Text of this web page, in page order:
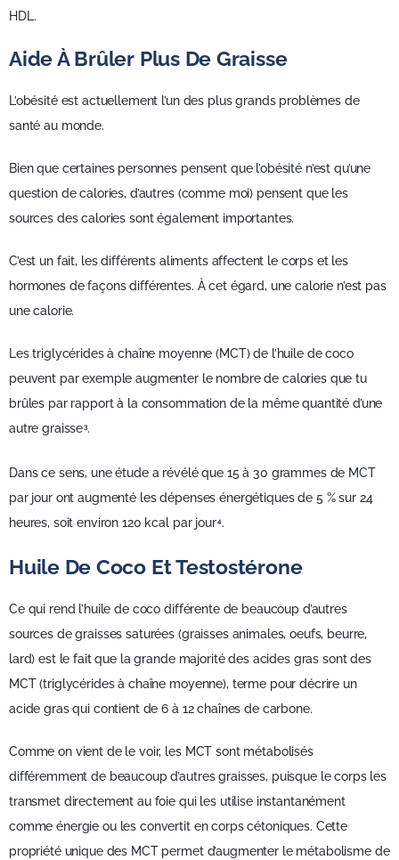
HDL.
Aide À Brûler Plus De Graisse
L’obésité est actuellement l’un des plus grands problèmes de
santé au monde.
Bien que certaines personnes pensent que l’obésité n’est qu’une
question de calories, d’autres (comme moi) pensent que les
sources des calories sont également importantes.
C’est un fait, les différents aliments affectent le corps et les
hormones de façons différentes. À cet égard, une calorie n’est pas
une calorie.
Les triglycérides à chaîne moyenne (MCT) de l’huile de coco
peuvent par exemple augmenter le nombre de calories que tu
brûles par rapport à la consommation de la même quantité d’une
autre graisse3.
Dans ce sens, une étude a révélé que 15 à 30 grammes de MCT
par jour ont augmenté les dépenses énergétiques de 5 % sur 24
heures, soit environ 120 kcal par jour4.
Huile De Coco Et Testostérone
Ce qui rend l’huile de coco différente de beaucoup d’autres
sources de graisses saturées (graisses animales, oeufs, beurre,
lard) est le fait que la grande majorité des acides gras sont des
MCT (triglycérides à chaîne moyenne), terme pour décrire un
acide gras qui contient de 6 à 12 chaînes de carbone.
Comme on vient de le voir, les MCT sont métabolisés
différemment de beaucoup d’autres graisses, puisque le corps les
transmet directement au foie qui les utilise instantanément
comme énergie ou les convertit en corps cétoniques. Cette
propriété unique des MCT permet d’augmenter le métabolisme de